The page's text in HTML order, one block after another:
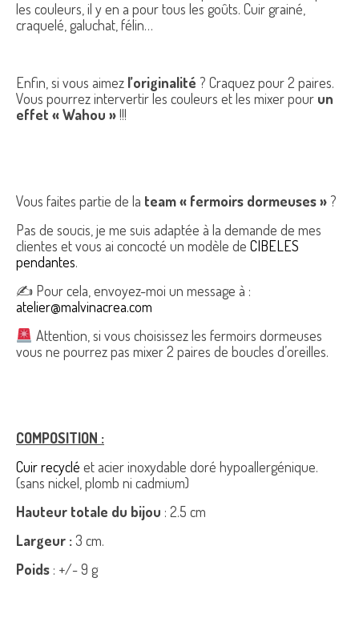
les couleurs, il y en a pour tous les goûts. Cuir grainé,
craquelé, galuchat, félin…
Enfin, si vous aimez l’originalité ? Craquez pour 2 paires.
Vous pourrez intervertir les couleurs et les mixer pour un
effet « Wahou »!!!
Vous faites partie de la team « fermoirs dormeuses » ?
Pas de soucis, je me suis adaptée à la demande de mes
clientes et vous ai concocté un modèle de CIBELES
pendantes.
✍ Pour cela, envoyez-moi un message à :
atelier@malvinacrea.com
Attention, si vous choisissez les fermoirs dormeuses
vous ne pourrez pas mixer 2 paires de boucles d’oreilles.
COMPOSITION :
Cuir recyclé et acier inoxydable doré hypoallergénique.
(sans nickel, plomb ni cadmium)
Hauteur totale du bijou : 2.5 cm
Largeur : 3 cm.
Poids : +/- 9 g